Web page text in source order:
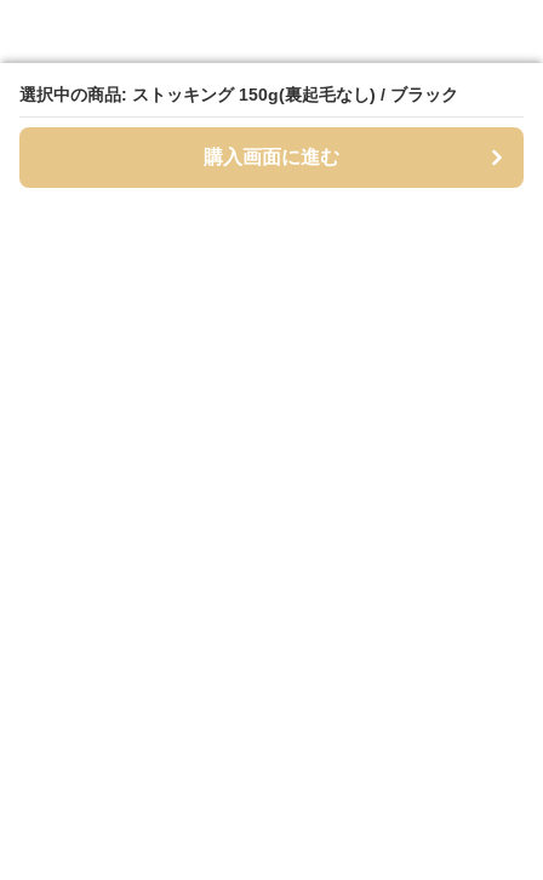
選択中の商品: ストッキング 150g(裏起毛なし) / ブラック
購入画面に進む
選択中の商品: ストッキング 150g(裏起毛なし) / ブラック
購入画面に進む